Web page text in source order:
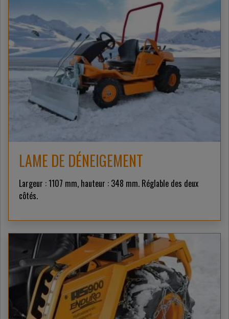
LAME DE DÉNEIGEMENT
Largeur : 1107 mm, hauteur : 348 mm. Réglable des deux
côtés.